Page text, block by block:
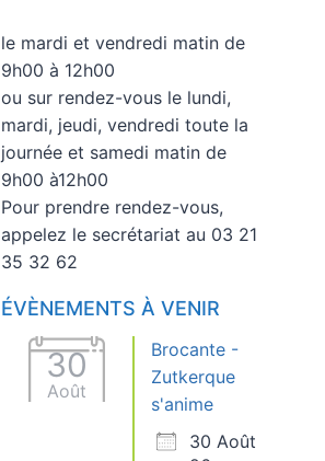
le mardi et vendredi matin de
9h00 à 12h00
ou sur rendez-vous le lundi,
mardi, jeudi, vendredi toute la
journée et samedi matin de
9h00 à12h00
Pour prendre rendez-vous,
appelez le secrétariat au 03 21
35 32 62
ÉVÈNEMENTS À VENIR
30
Août
Brocante -
Zutkerque
s'anime
30 Août